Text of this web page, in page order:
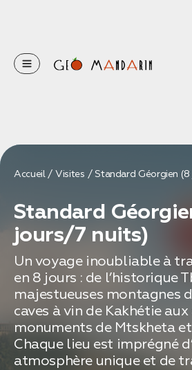
Accueil Visites Standard Géorgien
Standard
jours/7 nuits)
Un voyage inoubliable à
en 8 jours : de l’historique
majestueuses montagnes
caves à vin de Kakhétie aux
monuments de Mtskheta
Chaque lieu est imprégné
atmosphère unique et de
Оставьте свои
Наш менеджер скоро свяжется с
Политики конфиденциальности
Бронирование
Оставьте свои данные, чтобы мы
связаться с вами
Дата:0
Кол-во человек:0